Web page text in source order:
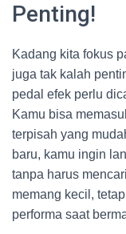
Penting!
Kadang kita fokus
juga tak kalah
pedal efek perlu
Kamu bisa
terpisah yang
baru, kamu ingin
tanpa harus
memang kecil,
performa saat